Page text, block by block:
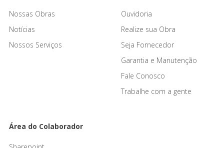
Nossas Obras
Notícias
Nossos Serviços
Ouvidoria
Realize sua Obra
Seja Fornecedor
Garantia e Manutenção
Fale Conosco
Trabalhe com a gente
Área do Colaborador